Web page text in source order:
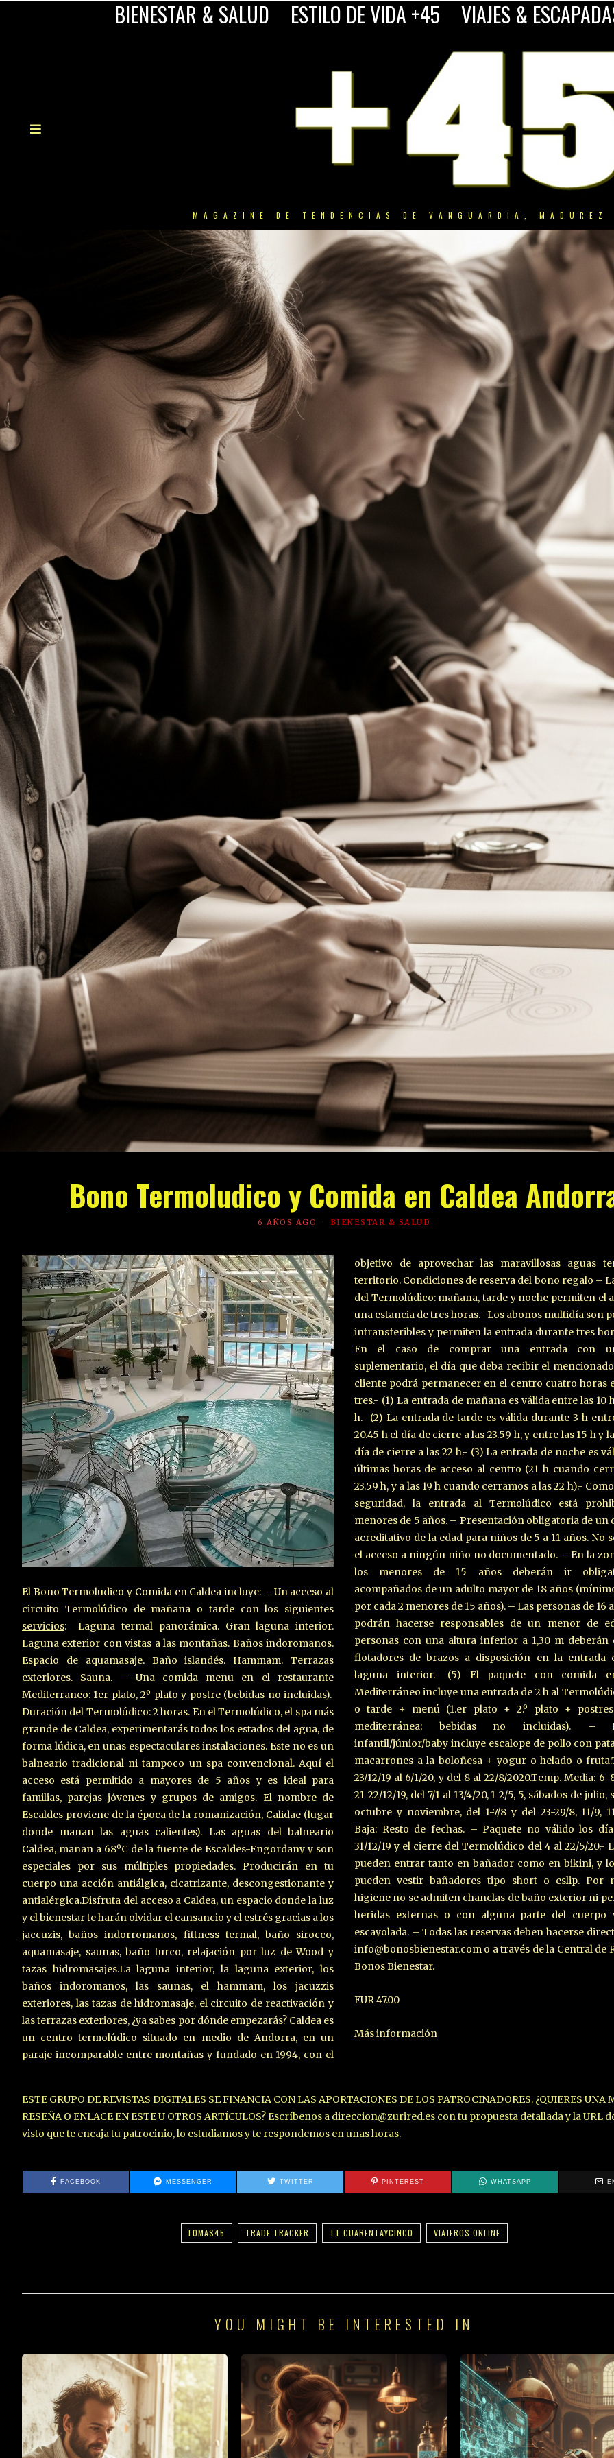
BIENESTAR & SALUD ESTILO DE VIDA +45 VIAJES &
MAGAZINE DE TENDENCIAS DE VANGUARDIA,
Bono Termoludico y Comida en Caldea
6 AÑOS AGO BIENESTAR & SALUD
El Bono Termoludico y Comida en Caldea incluye: – Un acceso al
circuito Termolúdico de mañana o tarde con los siguientes
servicios: Laguna termal panorámica. Gran laguna interior.
Laguna exterior con vistas a las montañas. Baños indoromanos.
Espacio de aquamasaje. Baño islandés. Hammam. Terrazas
exteriores. Sauna. – Una comida menu en el restaurante
Mediterraneo: 1er plato, 2º plato y postre (bebidas no incluidas).
Duración del Termolúdico: 2 horas. En el Termolúdico, el spa más
grande de Caldea, experimentarás todos los estados del agua, de
forma lúdica, en unas espectaculares instalaciones. Este no es un
balneario tradicional ni tampoco un spa convencional. Aquí el
acceso está permitido a mayores de 5 años y es ideal para
familias, parejas jóvenes y grupos de amigos. El nombre de
Escaldes proviene de la época de la romanización, Calidae (lugar
donde manan las aguas calientes). Las aguas del balneario
Caldea, manan a 68ºC de la fuente de Escaldes-Engordany y son
especiales por sus múltiples propiedades. Producirán en tu
cuerpo una acción antiálgica, cicatrizante, descongestionante y
antialérgica.Disfruta del acceso a Caldea, un espacio donde la luz
y el bienestar te harán olvidar el cansancio y el estrés gracias a los
jaccuzis, baños indorromanos, fittness termal, baño sirocco,
aquamasaje, saunas, baño turco, relajación por luz de Wood y
tazas hidromasajes.La laguna interior, la laguna exterior, los
baños indoromanos, las saunas, el hammam, los jacuzzis
exteriores, las tazas de hidromasaje, el circuito de reactivación y
las terrazas exteriores, ¿ya sabes por dónde empezarás? Caldea es
un centro termolúdico situado en medio de Andorra, en un
paraje incomparable entre montañas y fundado en 1994, con el
objetivo de aprovechar las maravillosas aguas
territorio. Condiciones de reserva del bono regalo –
del Termolúdico: mañana, tarde y noche permiten el
una estancia de tres horas.- Los abonos multidía son
intransferibles y permiten la entrada durante tres
En el caso de comprar una entrada con
suplementario, el día que deba recibir el
cliente podrá permanecer en el centro cuatro horas
tres.- (1) La entrada de mañana es válida entre las 10
h.- (2) La entrada de tarde es válida durante 3 h
20.45 h el día de cierre a las 23.59 h, y entre las 15 h y
día de cierre a las 22 h.- (3) La entrada de noche es
últimas horas de acceso al centro (21 h cuando
23.59 h, y a las 19 h cuando cerramos a las 22 h).-
seguridad, la entrada al Termolúdico está
menores de 5 años. – Presentación obligatoria de un
acreditativo de la edad para niños de 5 a 11 años. No
el acceso a ningún niño no documentado. – En la
los menores de 15 años deberán ir
acompañados de un adulto mayor de 18 años
por cada 2 menores de 15 años). – Las personas de 16
podrán hacerse responsables de un menor de
personas con una altura inferior a 1,30 m
flotadores de brazos a disposición en la entrada
laguna interior.- (5) El paquete con comida
Mediterráneo incluye una entrada de 2 h al
o tarde + menú (1.er plato + 2.º plato +
mediterránea; bebidas no incluidas). –
infantil/júnior/baby incluye escalope de pollo con
macarrones a la boloñesa + yogur o helado o
23/12/19 al 6/1/20, y del 8 al 22/8/2020.Temp. Media: 6-
21-22/12/19, del 7/1 al 13/4/20, 1-2/5, 5, sábados de
octubre y noviembre, del 1-7/8 y del 23-29/8, 11/9,
Baja: Resto de fechas. – Paquete no válido los
31/12/19 y el cierre del Termolúdico del 4 al 22/5/20.-
pueden entrar tanto en bañador como en bikini, y
pueden vestir bañadores tipo short o eslip. Por
higiene no se admiten chanclas de baño exterior ni
heridas externas o con alguna parte del cuerpo
escayolada. – Todas las reservas deben hacerse
info@bonosbienestar.com o a través de la Central de
Bonos Bienestar.
EUR 47.00
Más información
ESTE GRUPO DE REVISTAS DIGITALES SE FINANCIA CON LAS APORTACIONES DE LOS PATROCINADORES. ¿QUIERES UNA
RESEÑA O ENLACE EN ESTE U OTROS ARTÍCULOS? Escríbenos a direccion@zurired.es con tu propuesta detallada y la URL
visto que te encaja tu patrocinio, lo estudiamos y te respondemos en unas horas.
FACEBOOK MESSENGER TWITTER PINTEREST WHATSAPP
LOMAS45 TRADE TRACKER TT CUARENTAYCINCO VIAJEROS ONLINE
YOU MIGHT BE INTERESTED IN